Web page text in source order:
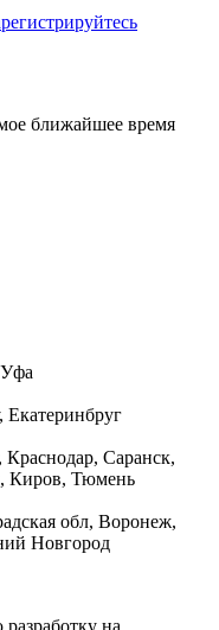
ближайшее время
Екатеринбруг
Саранск,
Киров, Тюмень
обл, Воронеж,
Новгород
на